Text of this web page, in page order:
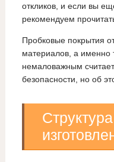
откликов, и если вы
рекомендуем
Пробковые покрытия
материалов, а именно
немаловажным
безопасности, но об